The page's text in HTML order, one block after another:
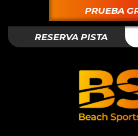
PRUEBA
RESERVA PISTA